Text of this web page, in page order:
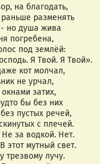
на благодать,
разменять
но душа жива
погребена,
под землёй:
Я Твой. Я Твой».
кот молчал,
не урчал,
затих,
бы без них
пустых речей,
с плечей.
за водкой. Нет.
этот мутный свет.
трезвому лучу.